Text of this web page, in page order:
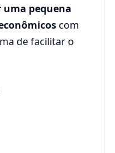
pequena
com
de facilitar o